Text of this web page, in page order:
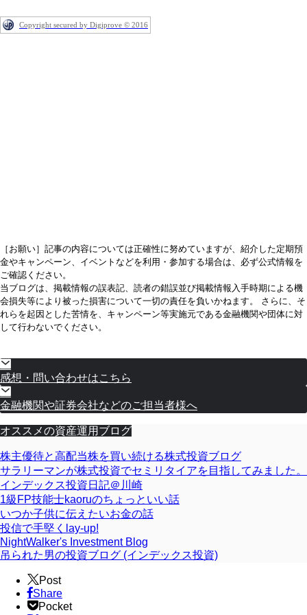
Copyright secured by Digiprove © 2016
［お願い］記事の内容については正確性に努めていますが、紹介した定期預
金やキャンペーン、イベントなどを利用・参加する場合は、必ず公式情報を
ご確認ください。
当ブログは、掲載情報の誤表記、読者の錯誤並び掲載情報入手時期による機
会損失等により被った損害について一切の責任を負いかねます。 さらに、そ
れらを起因とした苦情を、キャンペーン等実施元である金融機関や団体に対
して行わないでください。
感想・問い合わせはこちら
金融機関や証券会社などのご担当者様へ
オススメの資産運用ブログ
株主優待と高配当株を買い続ける株式投資ブログ
サラリーマンが株式投資でセミリタイアを目指してみました。
インデックス投資日記＠川崎
1級FP技能士kaoruのちょっといい話
いつか子供に伝えたいお金の話
投信で手堅くlay-up!
NightWalker's Investment Blog
吊られた男の投資ブログ (インデックス投資)
Post
Share
Pocket